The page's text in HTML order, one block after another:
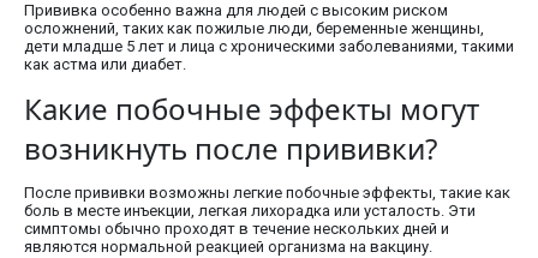
Прививка особенно важна для людей с высоким риском
осложнений, таких как пожилые люди, беременные женщины,
дети младше 5 лет и лица с хроническими заболеваниями, такими
как астма или диабет.
Какие побочные эффекты могут
возникнуть после прививки?
После прививки возможны легкие побочные эффекты, такие как
боль в месте инъекции, легкая лихорадка или усталость. Эти
симптомы обычно проходят в течение нескольких дней и
являются нормальной реакцией организма на вакцину.